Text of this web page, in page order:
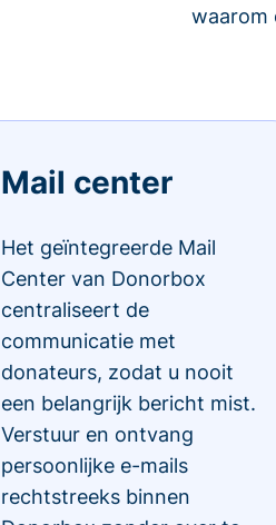
waarom
Mail center
Het geïntegreerde Mail
Center van Donorbox
centraliseert de
communicatie met
donateurs, zodat u nooit
een belangrijk bericht mist.
Verstuur en ontvang
persoonlijke e-mails
rechtstreeks binnen